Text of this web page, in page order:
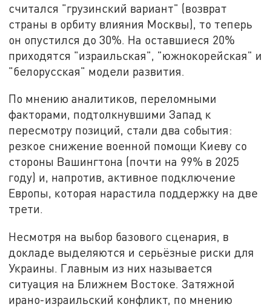
считался "грузинский вариант" (возврат
страны в орбиту влияния Москвы), то теперь
он опустился до 30%. На оставшиеся 20%
приходятся "израильская", "южнокорейская" и
"белорусская" модели развития.
По мнению аналитиков, переломными
факторами, подтолкнувшими Запад к
пересмотру позиций, стали два события:
резкое снижение военной помощи Киеву со
стороны Вашингтона (почти на 99% в 2025
году) и, напротив, активное подключение
Европы, которая нарастила поддержку на две
трети.
Несмотря на выбор базового сценария, в
докладе выделяются и серьёзные риски для
Украины. Главным из них называется
ситуация на Ближнем Востоке. Затяжной
ирано-израильский конфликт, по мнению